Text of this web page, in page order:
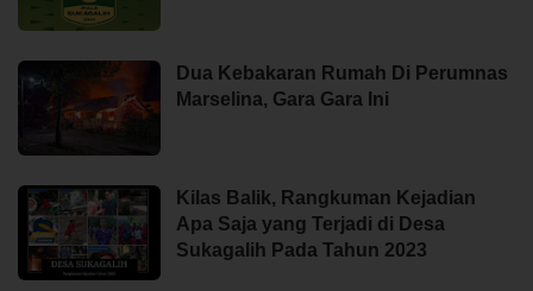
Dua Kebakaran Rumah Di Perumnas
Marselina, Gara Gara Ini
Kilas Balik, Rangkuman Kejadian
Apa Saja yang Terjadi di Desa
Sukagalih Pada Tahun 2023